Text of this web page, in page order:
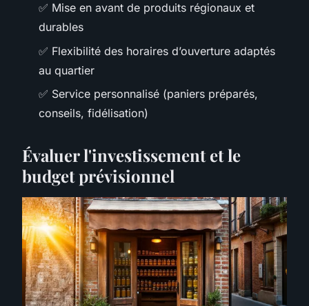
✅ Mise en avant de produits régionaux et
durables
✅ Flexibilité des horaires d’ouverture adaptés
au quartier
✅ Service personnalisé (paniers préparés,
conseils, fidélisation)
Évaluer l'investissement et le
budget prévisionnel